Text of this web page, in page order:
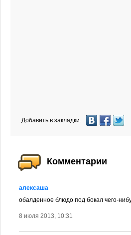
Добавить в закладки:
Комментарии
алексаша
обалденное блюдо под бокал чего-
8 июля 2013, 10:31